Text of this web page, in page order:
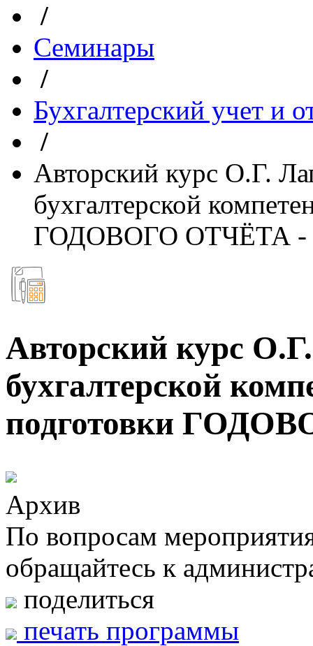
/
Семинары
/
Бухгалтерский учет и
/
Авторский курс О.Г.
бухгалтерской
ГОДОВОГО ОТЧЁТА -
Авторский курс
бухгалтерской
подготовки
Архив
По вопросам
обращайтесь к
поделиться
печать программы